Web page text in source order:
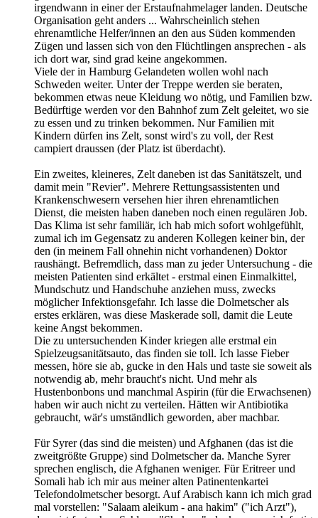
irgendwann in einer der Erstaufnahmelager landen. Deutsche
Organisation geht anders ... Wahrscheinlich stehen
ehrenamtliche Helfer/innen an den aus Süden kommenden
Zügen und lassen sich von den Flüchtlingen ansprechen - als
ich dort war, sind grad keine angekommen.
Viele der in Hamburg Gelandeten wollen wohl nach
Schweden weiter. Unter der Treppe werden sie beraten,
bekommen etwas neue Kleidung wo nötig, und Familien bzw.
Bedürftige werden vor den Bahnhof zum Zelt geleitet, wo sie
zu essen und zu trinken bekommen. Nur Familien mit
Kindern dürfen ins Zelt, sonst wird's zu voll, der Rest
campiert draussen (der Platz ist überdacht).
Ein zweites, kleineres, Zelt daneben ist das Sanitätszelt, und
damit mein "Revier". Mehrere Rettungsassistenten und
Krankenschwesern versehen hier ihren ehrenamtlichen
Dienst, die meisten haben daneben noch einen regulären Job.
Das Klima ist sehr familiär, ich hab mich sofort wohlgefühlt,
zumal ich im Gegensatz zu anderen Kollegen keiner bin, der
den (in meinem Fall ohnehin nicht vorhandenen) Doktor
raushängt. Befremdlich, dass man zu jeder Untersuchung - die
meisten Patienten sind erkältet - erstmal einen Einmalkittel,
Mundschutz und Handschuhe anziehen muss, zwecks
möglicher Infektionsgefahr. Ich lasse die Dolmetscher als
erstes erklären, was diese Maskerade soll, damit die Leute
keine Angst bekommen.
Die zu untersuchenden Kinder kriegen alle erstmal ein
Spielzeugsanitätsauto, das finden sie toll. Ich lasse Fieber
messen, höre sie ab, gucke in den Hals und taste sie soweit als
notwendig ab, mehr braucht's nicht. Und mehr als
Hustenbonbons und manchmal Aspirin (für die Erwachsenen)
haben wir auch nicht zu verteilen. Hätten wir Antibiotika
gebraucht, wär's umständlich geworden, aber machbar.
Für Syrer (das sind die meisten) und Afghanen (das ist die
zweitgrößte Gruppe) sind Dolmetscher da. Manche Syrer
sprechen englisch, die Afghanen weniger. Für Eritreer und
Somali hab ich mir aus meiner alten Patinentenkartei
Telefondolmetscher besorgt. Auf Arabisch kann ich mich grad
mal vorstellen: "Salaam aleikum - ana hakim" ("ich Arzt"),